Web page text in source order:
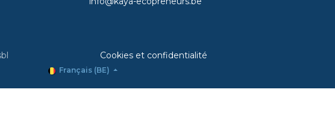
Kaya asbl Cookies et confidentialité
Français (BE)